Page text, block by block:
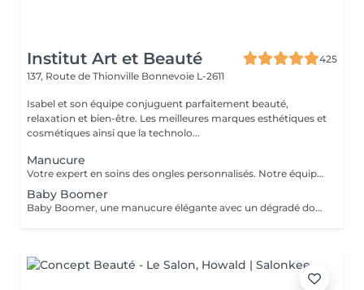
Institut Art et Beauté
425
137, Route de Thionville Bonnevoie L-2611
Isabel et son équipe conjuguent parfaitement beauté,
relaxation et bien-être. Les meilleures marques esthétiques et
cosmétiques ainsi que la technolo...
Manucure
Votre expert en soins des ongles personnalisés. Notre équipe de prothésistes ongulaires diplômées vous offre une gamme complète de services pour des ongles magnifiques et durables. Expertise et Professionnalisme : Prothésistes qualifiées et expérimentées : o Isabel, o Francesca, o Fatima, o Deborah, o Patricia, o Mirza, Des produits de haute qualité, aux couleurs variées pour des résultats éclatants et durables. Garantie de beauté et santé de vos ongles. Services adaptés à vos goûts et votre personnalité Capsules pour allonger rapidement vos ongles. Rallongement en Gel : Pour un résultat naturel et durable. Remplissage toute les 3 a 4 semaines pour comble la repousse et préserve l'intégrité de la pose initiale. Manucure Soins et esthétisme pour des ongles en pleine santé et élégants. Nos Techniques Manucure Combinée : Soins complets et embellissement. Vernis Semi-Permanent : Couleur durable sans pose de gel. Chablon ou Capsules : Pose traditionnelle ou look naturel.
Baby Boomer
Baby Boomer, une manucure élégante avec un dégradé doux allant d'un nude naturel à un blanc éclatant. Ce style chic est parfait pour toutes les occasions. Sublimez vos ongles avec cette tendance incontournable ! Réservez dès maintenant pour profiter d'un look sophistiqué. Ne manquez pas l'ocasion de briller !